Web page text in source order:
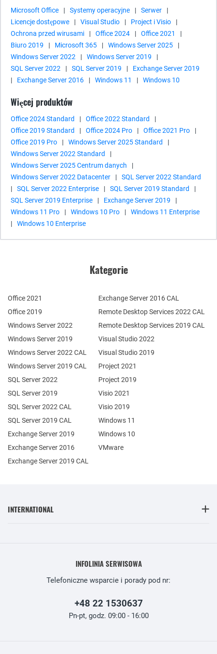
Microsoft Office | Systemy operacyjne | Serwer
|
Licencje dostępowe
| Visual Studio | Project i Visio
|
Ochrona przed wirusami
| Office 2024 | Office 2021
|
Biuro 2019
| Microsoft 365 | Windows Server 2025
|
Windows Server 2022
| Windows Server 2019
|
SQL Server 2022
| SQL Server 2019 |
Exchange Server 2019
|
Exchange Server 2016 | Windows 11 | Windows 10
Więcej produktów
Office 2024 Standard | Office 2022 Standard
|
Office 2019 Standard
| Office 2024 Pro | Office 2021 Pro
|
Office 2019 Pro
| Windows Server 2025 Standard
|
Windows Server 2022 Standard
|
Windows Server 2025 Centrum danych
|
Windows Server 2022 Datacenter
|
SQL Server 2022 Standard
|
SQL Server 2022 Enterprise | SQL Server 2019 Standard
|
SQL Server 2019 Enterprise
| Exchange Server 2019
|
Windows 11 Pro
| Windows 10 Pro |
Windows 11 Enterprise
|
Windows 10 Enterprise
Kategorie
Office 2021
Office 2019
Windows Server 2022
Windows Server 2019
Exchange Server 2019
Exchange Server 2016
SQL Server 2022
SQL Server 2019
Windows Server 2022 CAL
Windows Server 2019 CAL
SQL Server 2022 CAL
SQL Server 2019 CAL
Remote Desktop Services 2022 CAL
Remote Desktop Services 2019 CAL
Exchange Server 2019 CAL
Exchange Server 2016 CAL
Visual Studio 2022
Visual Studio 2019
Project 2021
Project 2019
Visio 2021
Visio 2019
Windows 11
Windows 10
VMware
INTERNATIONAL
INFOLINIA SERWISOWA
Telefoniczne wsparcie i porady pod nr:
+48 22 1530637
Pn-pt, godz. 09:00 - 16:00